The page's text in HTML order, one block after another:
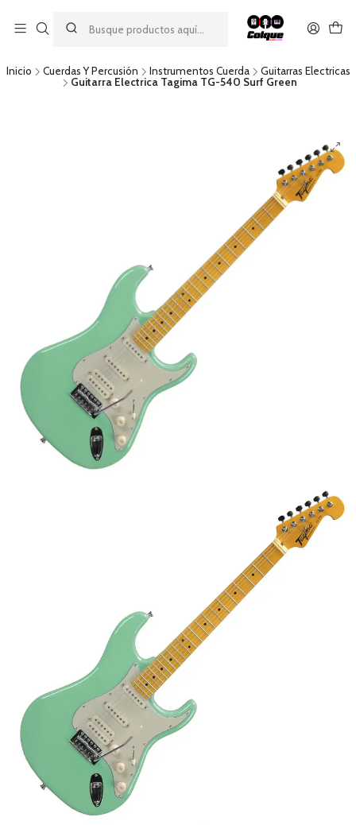
descuento por pago con transferencia bancaria
por una compra mínima de $49.990. Este descuento no es
acumulable a otras promociones ni aplicable a gastos de envío.
Inicio Cuerdas Y Percusión Instrumentos Cuerda
Guitarras Electricas
Guitarra Electrica Tagima TG-540 Surf Green